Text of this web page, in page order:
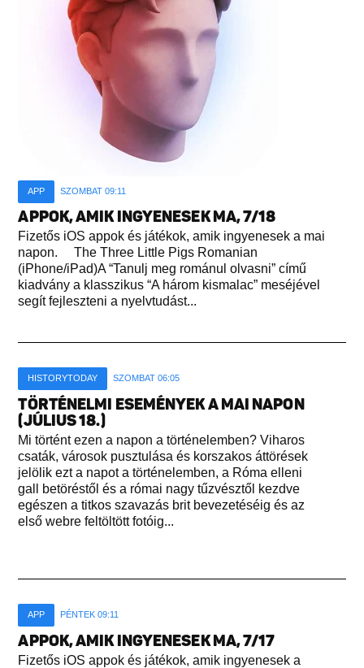
APP SZOMBAT 09:11
APPOK, AMIK INGYENESEK MA, 7/18
Fizetős iOS appok és játékok, amik ingyenesek a mai
napon. The Three Little Pigs Romanian
(iPhone/iPad)A “Tanulj meg románul olvasni” című
kiadvány a klasszikus “A három kismalac” meséjével
segít fejleszteni a nyelvtudást...
HISTORYTODAY SZOMBAT 06:05
TÖRTÉNELMI ESEMÉNYEK A MAI NAPON
(JÚLIUS 18.)
Mi történt ezen a napon a történelemben? Viharos
csaták, városok pusztulása és korszakos áttörések
jelölik ezt a napot a történelemben, a Róma elleni
gall betöréstől és a római nagy tűzvésztől kezdve
egészen a titkos szavazás brit bevezetéséig és az
első webre feltöltött fotóig...
APP PÉNTEK 09:11
APPOK, AMIK INGYENESEK MA, 7/17
Fizetős iOS appok és játékok, amik ingyenesek a